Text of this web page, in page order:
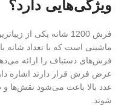
ویژگی‌هایی دارد؟
فرش 1200 شانه یکی از
ماشینی است که با تعداد شانه
فرش‌های دستباف را ارائه
عدد بالا باعث می‌شود نقش‌ها و
شوند.